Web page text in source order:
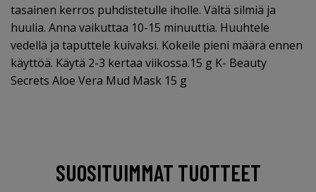
tasainen kerros puhdistetulle iholle. Vältä silmiä ja
huulia. Anna vaikuttaa 10-15 minuuttia. Huuhtele
vedellä ja taputtele kuivaksi. Kokeile pieni määrä ennen
käyttöä. Käytä 2-3 kertaa viikossa.15 g K- Beauty
Secrets Aloe Vera Mud Mask 15 g
SUOSITUIMMAT TUOTTEET